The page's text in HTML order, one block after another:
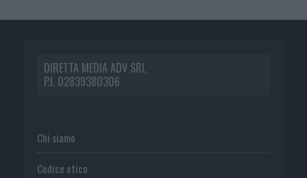
DIRETTA MEDIA ADV SRL
P.I. 02839380306
Chi siamo
Codice etico